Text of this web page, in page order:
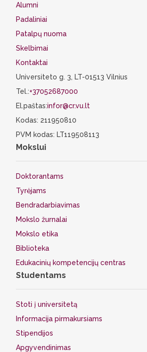
Alumni
Padaliniai
Patalpų nuoma
Skelbimai
Kontaktai
Universiteto g. 3, LT-01513 Vilnius
Tel.:+37052687000
El.paštas:infor@cr.vu.lt
Kodas: 211950810
PVM kodas: LT119508113
Mokslui
Doktorantams
Tyrėjams
Bendradarbiavimas
Mokslo žurnalai
Mokslo etika
Biblioteka
Edukacinių kompetencijų centras
Studentams
Stoti į universitetą
Informacija pirmakursiams
Stipendijos
Apgyvendinimas